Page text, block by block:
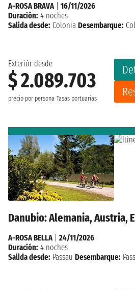
Exteriór desde
$ 2.089.703
precio por persona Tasas portuarias
A-ROSA BRAVA| 16/11/2026
Duración: 4 noches
Salida desde: Colonia Desembarque:
Danubio: Alemania, Austria,
A-ROSA BELLA| 24/11/2026
Duración: 4 noches
Salida desde: Passau Desembarque: